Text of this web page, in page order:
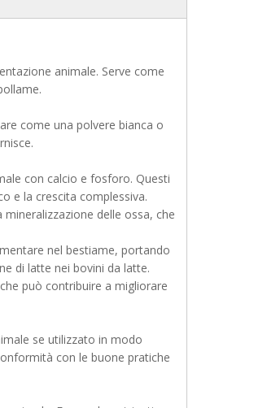
animale. Serve come
come una polvere bianca o
con calcio e fosforo. Questi
e la crescita complessiva.
delle ossa, che
nel bestiame, portando
di latte nei bovini da latte.
può contribuire a migliorare
se utilizzato in modo
con le buone pratiche